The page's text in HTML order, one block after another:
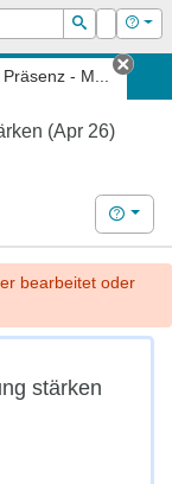
Suchen
Login Hilfe
- M...
Tab
(Apr 26)
Hilfe
bearbeitet oder
stärken